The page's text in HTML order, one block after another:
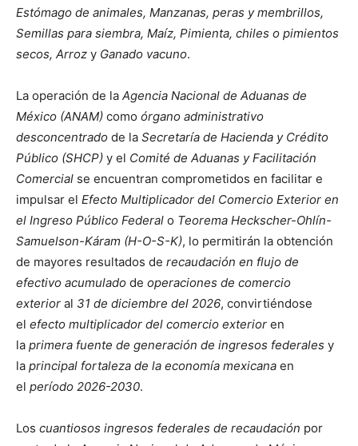
Estómago de animales, Manzanas, peras y membrillos,
Semillas para siembra, Maíz, Pimienta, chiles o pimientos
secos, Arroz y Ganado vacuno.
La operación de la Agencia Nacional de Aduanas de
México (ANAM) como órgano administrativo
desconcentrado de la Secretaría de Hacienda y Crédito
Público (SHCP) y el Comité de Aduanas y Facilitación
Comercial se encuentran comprometidos en facilitar e
impulsar el Efecto Multiplicador del Comercio Exterior en
el Ingreso Público Federal o Teorema Heckscher-Ohlín-
Samuelson-Káram (H-O-S-K), lo permitirán la obtención
de mayores resultados de recaudación en flujo de
efectivo acumulado de operaciones de comercio
exterior al 31 de diciembre del 2026, convirtiéndose
el efecto multiplicador del comercio exterior en
la primera fuente de generación de ingresos federales y
la principal fortaleza de la economía mexicana en
el período 2026-2030.
Los cuantiosos ingresos federales de recaudación por